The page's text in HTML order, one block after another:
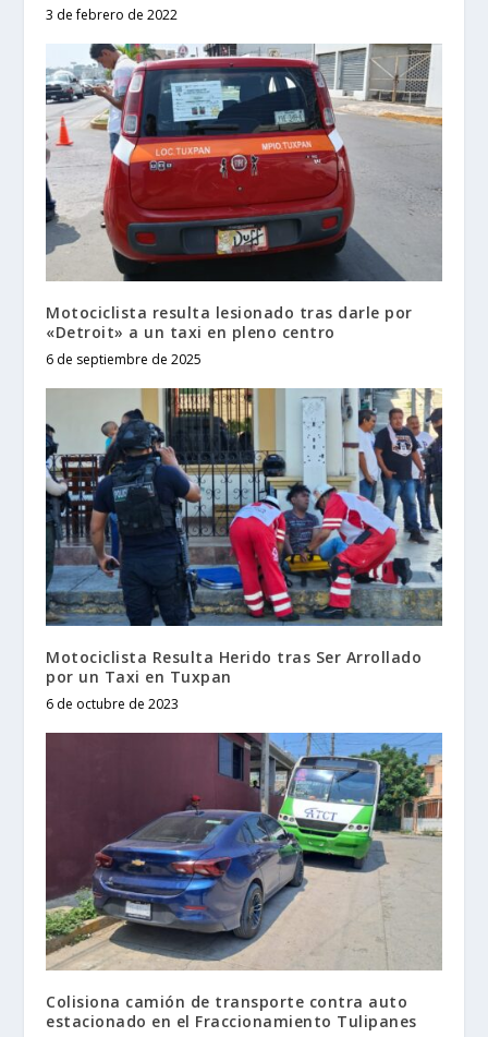
3 de febrero de 2022
Motociclista resulta lesionado tras darle por
«Detroit» a un taxi en pleno centro
6 de septiembre de 2025
Motociclista Resulta Herido tras Ser Arrollado
por un Taxi en Tuxpan
6 de octubre de 2023
Colisiona camión de transporte contra auto
estacionado en el Fraccionamiento Tulipanes